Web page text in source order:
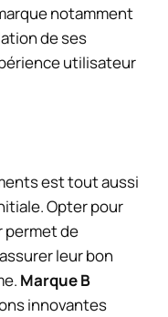
notamment
de ses
utilisateur
est tout aussi
Opter pour
permet de
leur bon
Marque B
innovantes